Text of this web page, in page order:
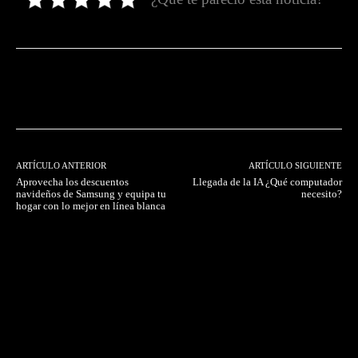
ARTÍCULO ANTERIOR
Aprovecha los descuentos
navideños de Samsung y equipa tu
hogar con lo mejor en línea blanca
ARTÍCULO SIGUIENTE
Llegada de la IA ¿Qué computador
necesito?